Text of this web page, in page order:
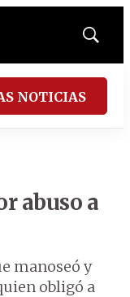
Mostrar
NOTICIAS
abuso a
manoseó y
obligó a